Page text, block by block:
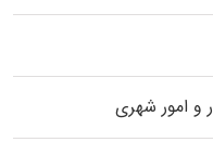
و امور شهری